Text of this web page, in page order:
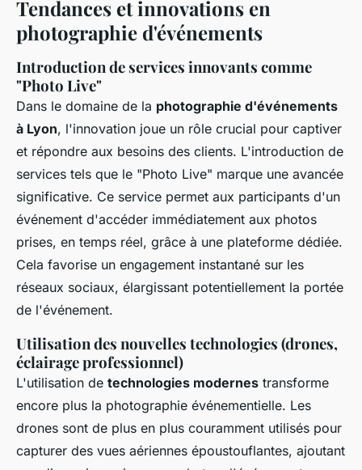
Tendances et innovations en
photographie d'événements
Introduction de services innovants comme
"Photo Live"
Dans le domaine de la photographie d'événements
à Lyon, l'innovation joue un rôle crucial pour captiver
et répondre aux besoins des clients. L'introduction de
services tels que le "Photo Live" marque une avancée
significative. Ce service permet aux participants d'un
événement d'accéder immédiatement aux photos
prises, en temps réel, grâce à une plateforme dédiée.
Cela favorise un engagement instantané sur les
réseaux sociaux, élargissant potentiellement la portée
de l'événement.
Utilisation des nouvelles technologies (drones,
éclairage professionnel)
L'utilisation de technologies modernes transforme
encore plus la photographie événementielle. Les
drones sont de plus en plus couramment utilisés pour
capturer des vues aériennes époustouflantes, ajoutant